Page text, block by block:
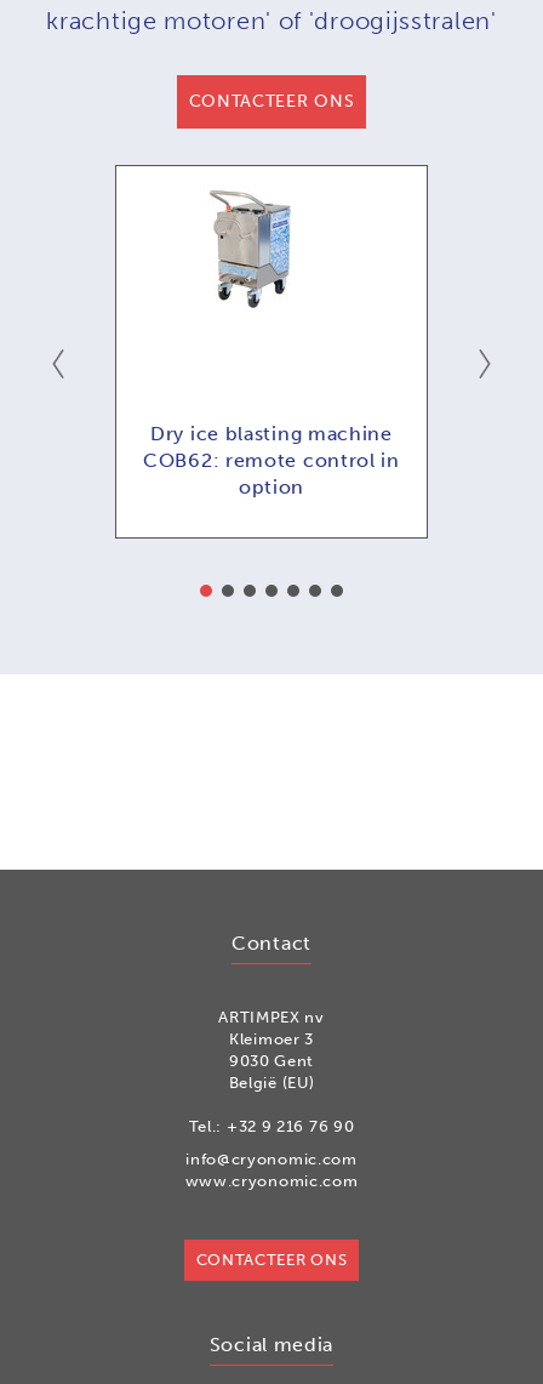
krachtige motoren' of 'droogijsstralen'
CONTACTEER ONS
Dry ice blasting machine
COB62: remote control in
option
Contact
ARTIMPEX nv
Kleimoer 3
9030 Gent
België (EU)
Tel.: +32 9 216 76 90
info@cryonomic.com
www.cryonomic.com
CONTACTEER ONS
Social media